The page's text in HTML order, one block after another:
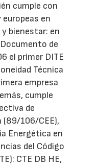
cumple con
en
bienestar: en
de
el primer DITE
Técnica
empresa
cumple
de
(89/106/CEE),
Energética en
del Código
CTE DB HE,